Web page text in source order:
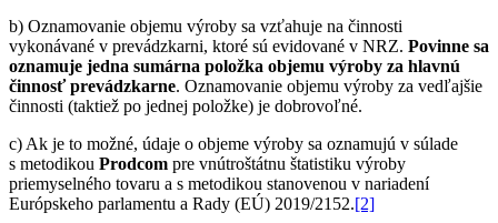
b) Oznamovanie objemu výroby sa vzťahuje na činnosti
vykonávané v prevádzkarni, ktoré sú evidované v NRZ. Povinne sa
oznamuje jedna sumárna položka objemu výroby za hlavnú
činnosť prevádzkarne. Oznamovanie objemu výroby za vedľajšie
činnosti (taktiež po jednej položke) je dobrovoľné.
c) Ak je to možné, údaje o objeme výroby sa oznamujú v súlade
s metodikou Prodcom pre vnútroštátnu štatistiku výroby
priemyselného tovaru a s metodikou stanovenou v nariadení
Európskeho parlamentu a Rady (EÚ) 2019/2152.[2]